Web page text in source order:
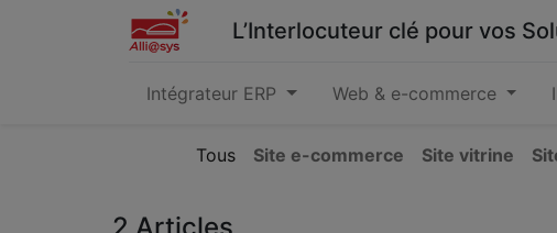
L’Interlocuteur clé pour vos
Intégrateur ERP Web & e-commerce
Tous Site e-commerce Site vitrine